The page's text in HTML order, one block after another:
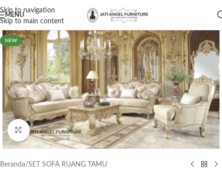
Skip to navigation
Skip to main content
MENU
NEW
Click to enlarge
Beranda/SET SOFA RUANG TAMU